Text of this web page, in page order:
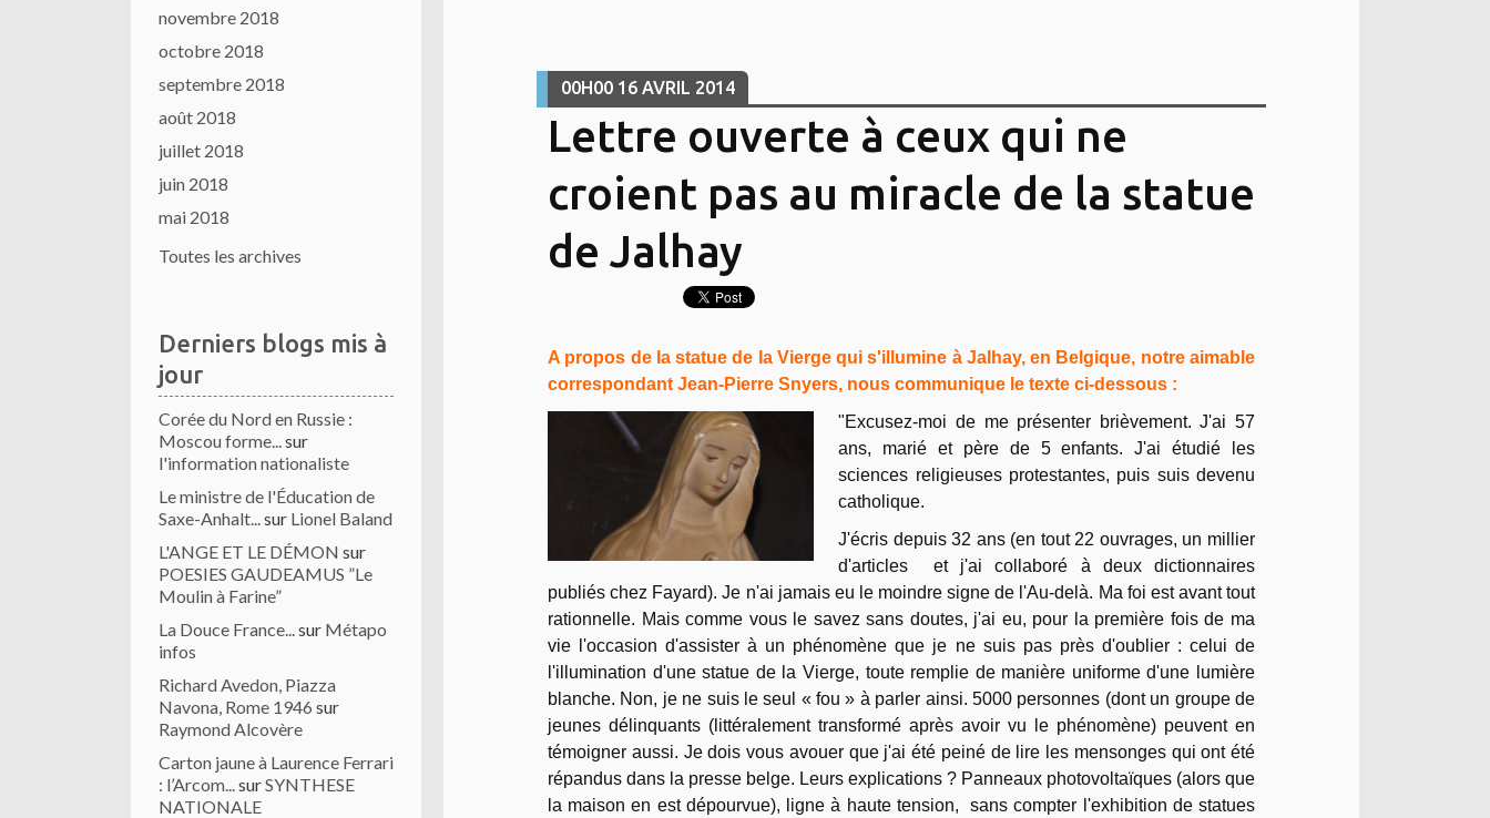
novembre 2018
octobre 2018
septembre 2018
août 2018
juillet 2018
juin 2018
mai 2018
Toutes les archives
Derniers blogs mis à
jour
Corée du Nord en Russie :
Moscou forme...sur
l'information nationaliste
Le ministre de l'Éducation de
Saxe-Anhalt...sur Lionel Baland
L'ANGE ET LE DÉMON sur
POESIES GAUDEAMUS ”Le
Moulin à Farine”
La Douce France...sur Métapo
infos
Richard Avedon, Piazza
Navona, Rome 1946 sur
Raymond Alcovère
Carton jaune à Laurence Ferrari
: l’Arcom...surSYNTHESE
NATIONALE
00H00 16 AVRIL 2014
Lettre ouverte à ceux qui ne
croient pas au miracle de la statue
de Jalhay
A propos de la statue de la Vierge qui s'illumine à Jalhay, en Belgique, notre aimable
correspondant Jean-Pierre Snyers, nous communique le texte ci-dessous :
"Excusez-moi de me présenter brièvement. J'ai 57
ans, marié et père de 5 enfants. J'ai étudié les
sciences religieuses protestantes, puis suis devenu
catholique.
J'écris depuis 32 ans (en tout 22 ouvrages, un millier
d'articles et j'ai collaboré à deux dictionnaires
publiés chez Fayard). Je n'ai jamais eu le moindre signe de l'Au-delà. Ma foi est avant tout
rationnelle. Mais comme vous le savez sans doutes, j'ai eu, pour la première fois de ma
vie l'occasion d'assister à un phénomène que je ne suis pas près d'oublier : celui de
l'illumination d'une statue de la Vierge, toute remplie de manière uniforme d'une lumière
blanche. Non, je ne suis le seul « fou » à parler ainsi. 5000 personnes (dont un groupe de
jeunes délinquants (littéralement transformé après avoir vu le phénomène) peuvent en
témoigner aussi. Je dois vous avouer que j'ai été peiné de lire les mensonges qui ont été
répandus dans la presse belge. Leurs explications ? Panneaux photovoltaïques (alors que
la maison en est dépourvue), ligne à haute tension, sans compter l'exhibition de statues